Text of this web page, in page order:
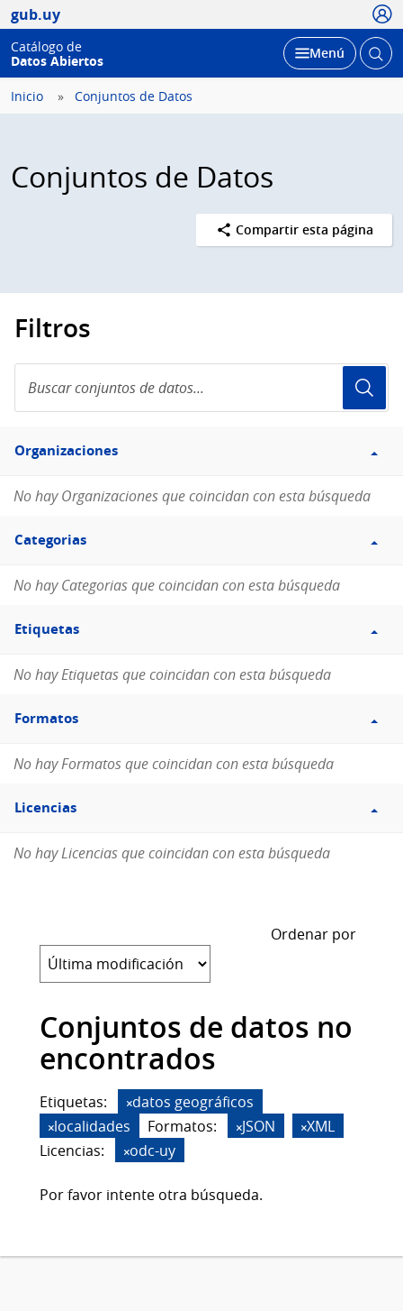
gub.uy
Catálogo de
Datos Abiertos
Desplegar
Menú Abrir
Inicio Conjuntos de Datos
Conjuntos de Datos
Compartir esta página
Filtros
conjuntos
de
Filtro
Organizaciones
Organizaciones
No hay Organizaciones que coincidan con esta búsqueda
Filtro
Categorias
Categorias
No hay Categorias que coincidan con esta búsqueda
Filtro
Etiquetas
Etiquetas
No hay Etiquetas que coincidan con esta búsqueda
Filtro
Formatos
Formatos
No hay Formatos que coincidan con esta búsqueda
Filtro
Licencias
Licencias
No hay Licencias que coincidan con esta búsqueda
Ordenar por
Conjuntos de datos no
encontrados
Etiquetas:
datos geográficos
localidades
Formatos: JSON
XML
Licencias:
odc-uy
Por favor intente otra búsqueda.